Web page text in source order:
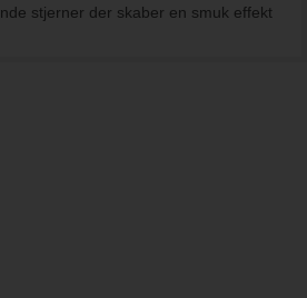
stjerner der skaber en smuk effekt